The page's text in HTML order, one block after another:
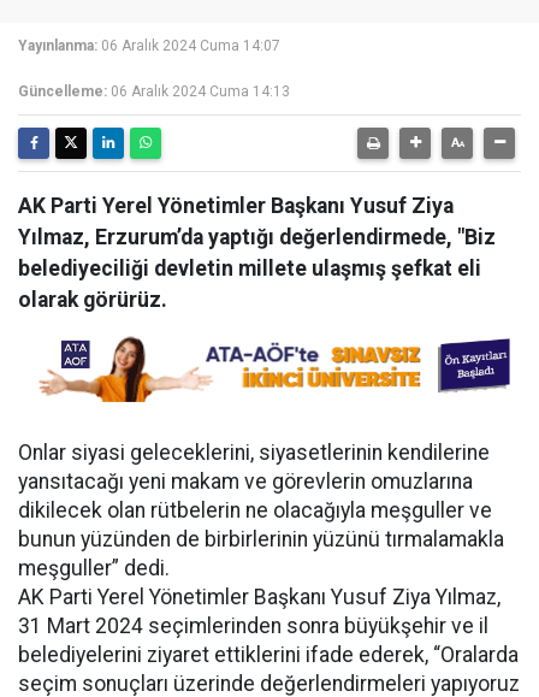
Yayınlanma: 06 Aralık 2024 Cuma 14:07
Güncelleme: 06 Aralık 2024 Cuma 14:13
AK Parti Yerel Yönetimler Başkanı Yusuf Ziya
Yılmaz, Erzurum’da yaptığı değerlendirmede, "Biz
belediyeciliği devletin millete ulaşmış şefkat eli
olarak görürüz.
Onlar siyasi geleceklerini, siyasetlerinin kendilerine
yansıtacağı yeni makam ve görevlerin omuzlarına
dikilecek olan rütbelerin ne olacağıyla meşguller ve
bunun yüzünden de birbirlerinin yüzünü tırmalamakla
meşguller” dedi.
AK Parti Yerel Yönetimler Başkanı Yusuf Ziya Yılmaz,
31 Mart 2024 seçimlerinden sonra büyükşehir ve il
belediyelerini ziyaret ettiklerini ifade ederek, “Oralarda
seçim sonuçları üzerinde değerlendirmeleri yapıyoruz